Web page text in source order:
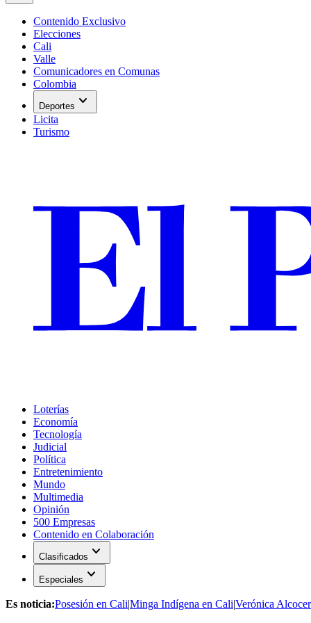
Contenido Exclusivo
Elecciones
Cali
Valle
Comunicadores en Comunas
Colombia
Deportes expand_more
Licita
Turismo
Loterías
Economía
Tecnología
Judicial
Política
Entretenimiento
Mundo
Multimedia
Opinión
500 Empresas
Contenido en Colaboración
Clasificados expand_more
Especiales expand_more
Es noticia:Posesión en Cali|Minga Indígena en Cali|Verónica Alcocer